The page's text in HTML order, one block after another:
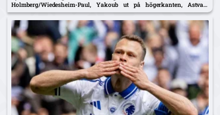
Holmberg/Wiedesheim-Paul, Yakoub ut på högerkanten, Astvald
ersätter avstängde Stenberg – McCue med i matchtruppen.